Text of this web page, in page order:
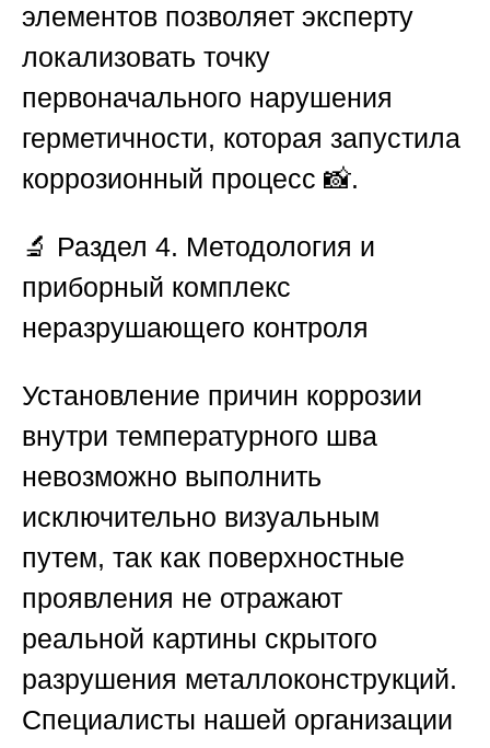
элементов позволяет эксперту
локализовать точку
первоначального нарушения
герметичности, которая запустила
коррозионный процесс 📸.
🔬 Раздел 4. Методология и
приборный комплекс
неразрушающего контроля
Установление причин коррозии
внутри температурного шва
невозможно выполнить
исключительно визуальным
путем, так как поверхностные
проявления не отражают
реальной картины скрытого
разрушения металлоконструкций.
Специалисты нашей организации